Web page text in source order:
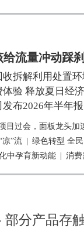
给流量冲动踩
拆解利用处置
验 释放夏日经
布2026年半年报
目过会，面板龙头加
凉”流
绿色转型 全
中孕育新动能
消费
部分产品存